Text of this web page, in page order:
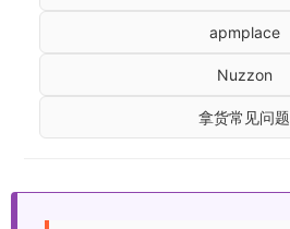
apmplace
Nuzzon
拿货常见问题